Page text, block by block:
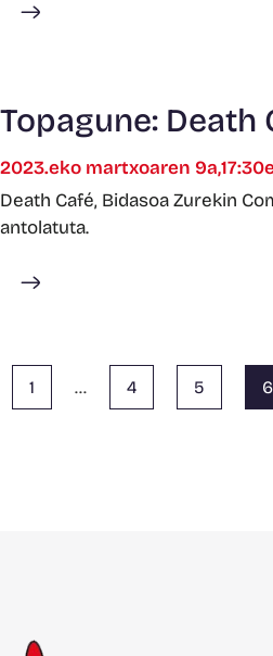
Gehiago ikusi
Topagune: Death
2023.eko martxoaren
Death Café, Bidasoa Zurekin
antolatuta.
Gehiago ikusi
1 … 4 5 6